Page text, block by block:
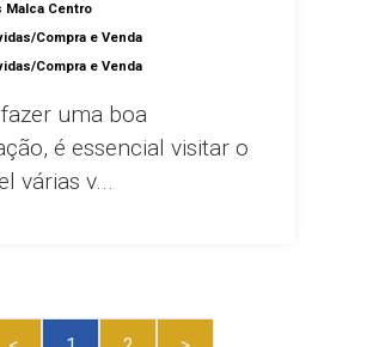
Malca Centro
Compra e Venda
Compra e Venda
uma boa
é essencial visitar o
várias v...